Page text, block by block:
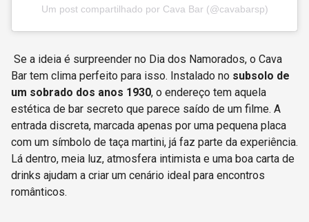
Um post compartilhado por Cava Bar (@cavabarsp)
Se a ideia é surpreender no Dia dos Namorados, o Cava
Bar tem clima perfeito para isso. Instalado no subsolo de
um sobrado dos anos 1930, o endereço tem aquela
estética de bar secreto que parece saído de um filme. A
entrada discreta, marcada apenas por uma pequena placa
com um símbolo de taça martini, já faz parte da experiência.
Lá dentro, meia luz, atmosfera intimista e uma boa carta de
drinks ajudam a criar um cenário ideal para encontros
românticos.